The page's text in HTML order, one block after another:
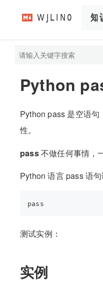
Python
Python pass 是空语
性。
pass不做任何事情，
Python 语言 pass 语句
测试实例：
实例